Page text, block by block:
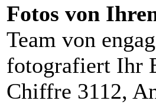
Fotos von
Team von
fotografiert Ihr
Chiffre 3112,